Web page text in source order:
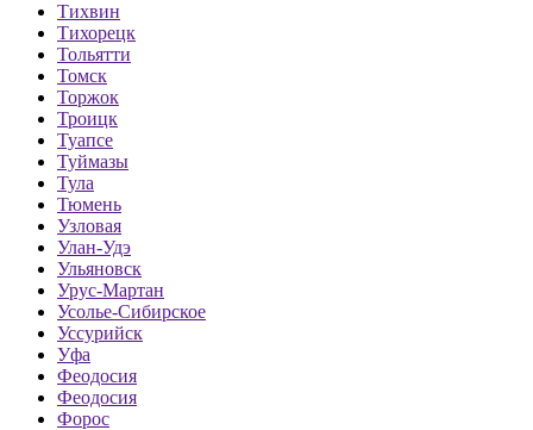
Тихвин
Тихорецк
Тольятти
Томск
Торжок
Троицк
Туапсе
Туймазы
Тула
Тюмень
Узловая
Улан-Удэ
Ульяновск
Урус-Мартан
Усолье-Сибирское
Уссурийск
Уфа
Феодосия
Феодосия
Форос